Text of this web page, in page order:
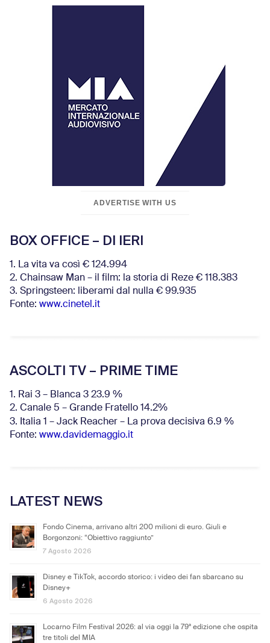
ADVERTISE WITH US
BOX OFFICE – DI IERI
1. La vita va così € 124.994
2. Chainsaw Man – il film: la storia di Reze € 118.383
3. Springsteen: liberami dal nulla € 99.935
Fonte: www.cinetel.it
ASCOLTI TV – PRIME TIME
1. Rai 3 – Blanca 3 23.9 %
2. Canale 5 – Grande Fratello 14.2%
3. Italia 1 – Jack Reacher – La prova decisiva 6.9 %
Fonte: www.davidemaggio.it
LATEST NEWS
Fondo Cinema, arrivano altri 200 milioni di euro. Giuli e
Borgonzoni: “Obiettivo raggiunto”
7 Agosto 2026
Disney e TikTok, accordo storico: i video dei fan sbarcano su
Disney+
6 Agosto 2026
Locarno Film Festival 2026: al via oggi la 79ª edizione che ospita
tre titoli del MIA